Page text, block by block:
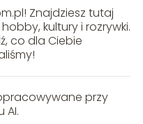
Znajdziesz tutaj
kultury i rozrywki.
co dla Ciebie
przy
AI.